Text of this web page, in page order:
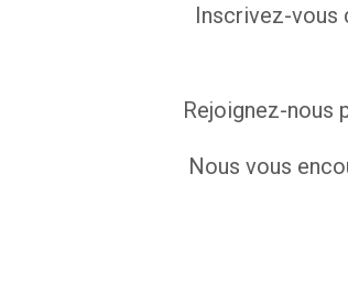
Inscrivez-vous
Rejoignez-nous
Nous vous